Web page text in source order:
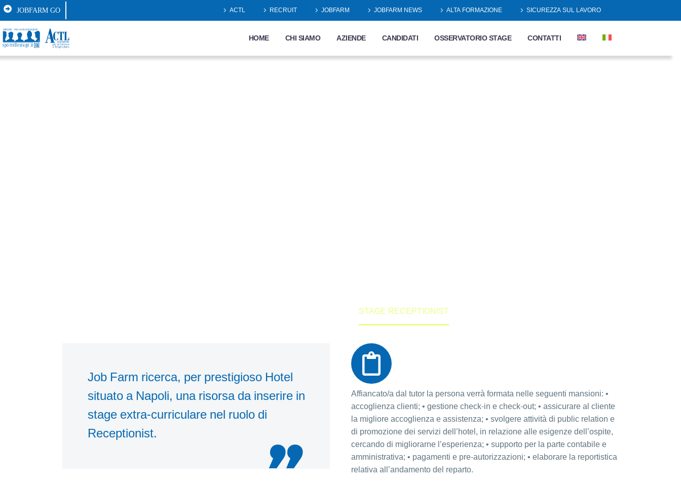
JOBFARM GO ACTL RECRUIT JOBFARM JOBFARM NEWS ALTA FORMAZIONE SICUREZZA SUL LAVORO
HOME CHI SIAMO AZIENDE CANDIDATI OSSERVATORIO STAGE CONTATTI
STAGE RECEPTIONIST
Job Farm ricerca, per prestigioso Hotel
situato a Napoli, una risorsa da inserire in
stage extra-curriculare nel ruolo di
Receptionist.
Affiancato/a dal tutor la persona verrà formata nelle seguenti mansioni: •
accoglienza clienti; • gestione check-in e check-out; • assicurare al cliente
la migliore accoglienza e assistenza; • svolgere attività di public relation e
di promozione dei servizi dell’hotel, in relazione alle esigenze dell’ospite,
cercando di migliorarne l’esperienza; • supporto per la parte contabile e
amministrativa; • pagamenti e pre-autorizzazioni; • elaborare la reportistica
relativa all’andamento del reparto.